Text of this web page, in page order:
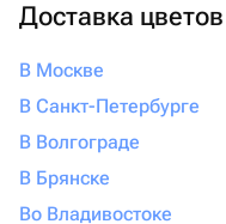
Доставка
В Москве
В Санкт-Петербурге
В Волгограде
В Брянске
Во Владивостоке